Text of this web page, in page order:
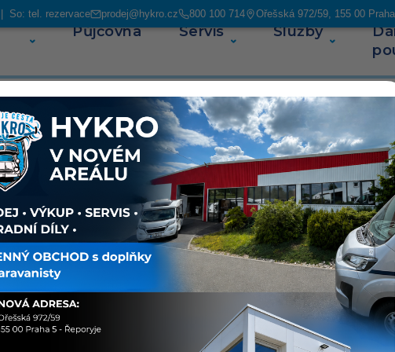
So: tel. rezervace prodej@hykro.cz 800 100 714 Ořešská 972/59, 155 00
Půjčovna Servis Služby
(23) Sdílet
O vozidle
Kvalitní
Peugeot
kvalitní